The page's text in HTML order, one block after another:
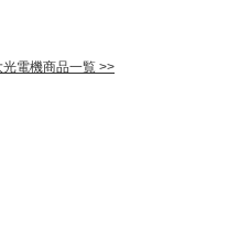
光電機商品一覧 >>